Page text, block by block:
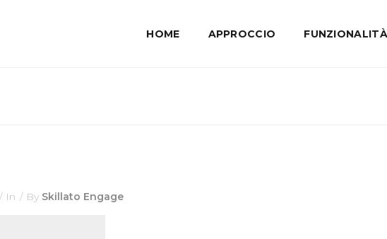
HOME APPROCCIO FUNZIONALITÀ
In By Skillato Engage